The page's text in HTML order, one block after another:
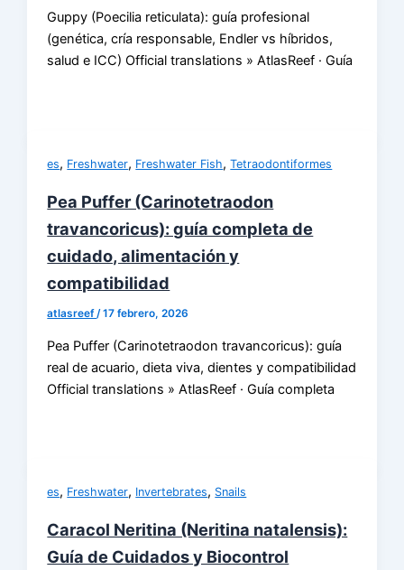
Guppy (Poecilia reticulata): guía profesional
(genética, cría responsable, Endler vs híbridos,
salud e ICC) Official translations » AtlasReef · Guía
es, Freshwater, Freshwater Fish,Tetraodontiformes
Pea Puffer (Carinotetraodon
travancoricus): guía completa de
cuidado, alimentación y
compatibilidad
atlasreef/17 febrero, 2026
Pea Puffer (Carinotetraodon travancoricus): guía
real de acuario, dieta viva, dientes y compatibilidad
Official translations » AtlasReef · Guía completa
es, Freshwater, Invertebrates, Snails
Caracol Neritina (Neritina natalensis):
Guía de Cuidados y Biocontrol